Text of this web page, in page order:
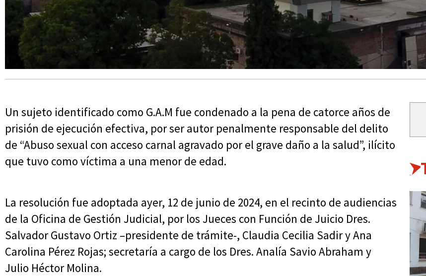
Un sujeto identificado como G.A.M fue condenado a la pena de catorce años de
prisión de ejecución efectiva, por ser autor penalmente responsable del delito
de “Abuso sexual con acceso carnal agravado por el grave daño a la salud”, ilícito
que tuvo como víctima a una menor de edad.
La resolución fue adoptada ayer, 12 de junio de 2024, en el recinto de audiencias
de la Oficina de Gestión Judicial, por los Jueces con Función de Juicio Dres.
Salvador Gustavo Ortiz –presidente de trámite-, Claudia Cecilia Sadir y Ana
Carolina Pérez Rojas; secretaría a cargo de los Dres. Analía Savio Abraham y
Julio Héctor Molina.